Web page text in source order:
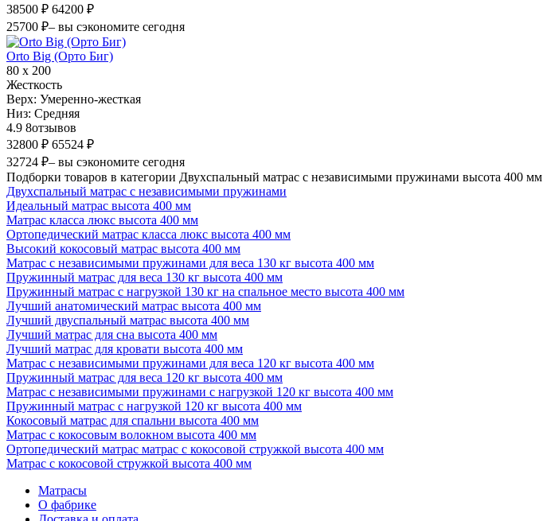
38500 ₽ 64200 ₽
25700 ₽– вы сэкономите сегодня
Orto Big (Орто Биг)
80 х 200
Жесткость
Верх: Умеренно-жесткая
Низ: Средняя
4.9 8отзывов
32800 ₽ 65524 ₽
32724 ₽– вы сэкономите сегодня
Подборки товаров в категории Двухспальный матрас с независимыми пружинами высота 400 мм
Двухспальный матрас с независимыми пружинами
Идеальный матрас высота 400 мм
Матрас класса люкс высота 400 мм
Ортопедический матрас класса люкс высота 400 мм
Высокий кокосовый матрас высота 400 мм
Матрас с независимыми пружинами для веса 130 кг высота 400 мм
Пружинный матрас для веса 130 кг высота 400 мм
Пружинный матрас с нагрузкой 130 кг на спальное место высота 400 мм
Лучший анатомический матрас высота 400 мм
Лучший двуспальный матрас высота 400 мм
Лучший матрас для сна высота 400 мм
Лучший матрас для кровати высота 400 мм
Матрас с независимыми пружинами для веса 120 кг высота 400 мм
Пружинный матрас для веса 120 кг высота 400 мм
Матрас с независимыми пружинами с нагрузкой 120 кг высота 400 мм
Пружинный матрас с нагрузкой 120 кг высота 400 мм
Кокосовый матрас для спальни высота 400 мм
Матрас с кокосовым волокном высота 400 мм
Ортопедический матрас матрас с кокосовой стружкой высота 400 мм
Матрас с кокосовой стружкой высота 400 мм
Матрасы
О фабрике